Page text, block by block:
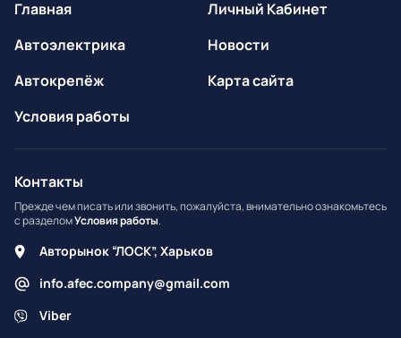
Главная
Автоэлектрика
Автокрепёж
Условия работы
Личный Кабинет
Новости
Карта сайта
Контакты
Прежде чем писать или звонить, пожалуйста, внимательно ознакомьтесь
с разделомУсловия работы.
Авторынок “ЛОСК”, Харьков
info.afec.company@gmail.com
Viber